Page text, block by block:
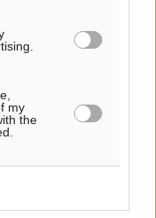
my
the
για μέτρα
ενίσχυση για